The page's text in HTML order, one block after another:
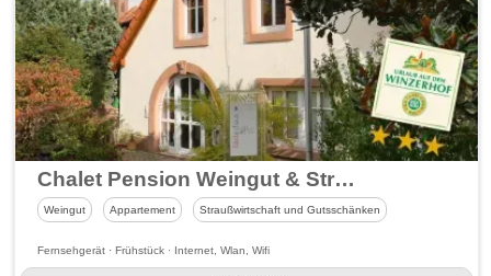
Chalet Pension Weingut & Straußwirtschaft Raabe
Weingut Appartement Straußwirtschaft und Gutsschänken
Fernsehgerät · Frühstück · Internet, Wlan, Wifi